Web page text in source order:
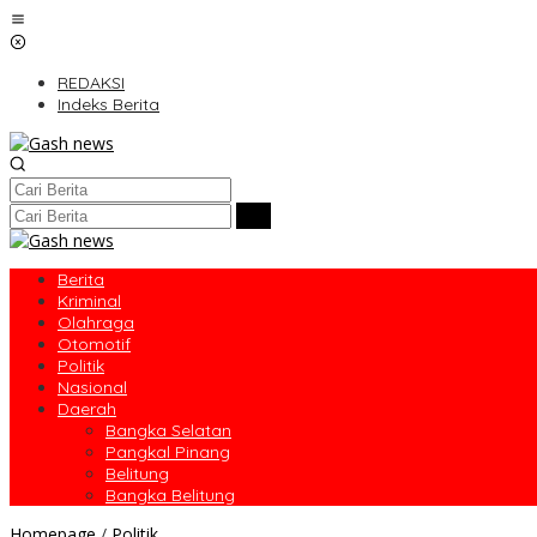
Lewati
ke
REDAKSI
Indeks Berita
Berita
Kriminal
Olahraga
Otomotif
Politik
Nasional
Daerah
Bangka Selatan
Pangkal Pinang
Belitung
Bangka Belitung